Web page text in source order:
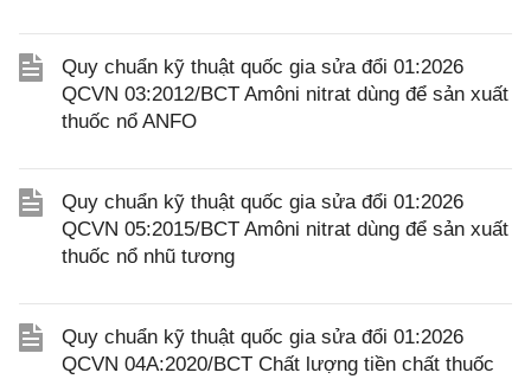
Quy chuẩn kỹ thuật quốc gia sửa đổi 01:2026
QCVN 03:2012/BCT Amôni nitrat dùng để sản xuất
thuốc nổ ANFO
Quy chuẩn kỹ thuật quốc gia sửa đổi 01:2026
QCVN 05:2015/BCT Amôni nitrat dùng để sản xuất
thuốc nổ nhũ tương
Quy chuẩn kỹ thuật quốc gia sửa đổi 01:2026
QCVN 04A:2020/BCT Chất lượng tiền chất thuốc